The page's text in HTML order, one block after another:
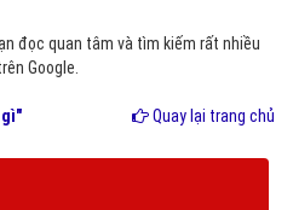
đọc quan tâm và tìm kiếm rất nhiều
Google.
gì" Quay lại trang chủ